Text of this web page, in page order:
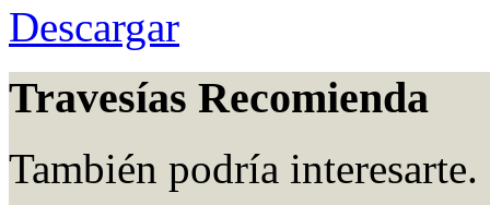
Descargar
Travesías Recomienda
También podría interesarte.